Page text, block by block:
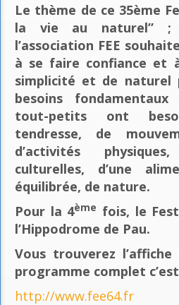
Le thème de ce 35ème
la vie au naturel” ;
l’association FEE
à se faire confiance et
simplicité et de naturel
besoins
tout-petits ont
tendresse, de
d’activités
culturelles, d’une
équilibrée, de nature.
Pour la 4ème fois, le
l’Hippodrome de Pau.
Vous trouverez
programme complet
http://www.fee64.fr